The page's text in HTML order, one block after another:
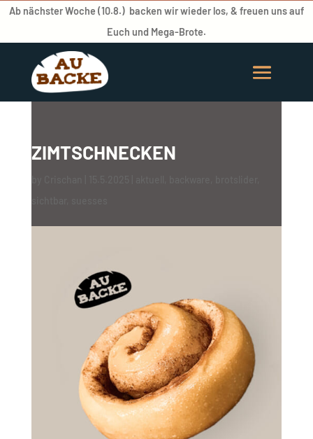
Ab nächster Woche (10.8.) backen wir wieder los, & freuen uns auf
Euch und Mega-Brote.
ZIMTSCHNECKEN